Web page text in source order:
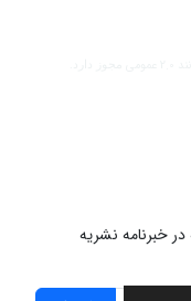
خبرنامه نشریه